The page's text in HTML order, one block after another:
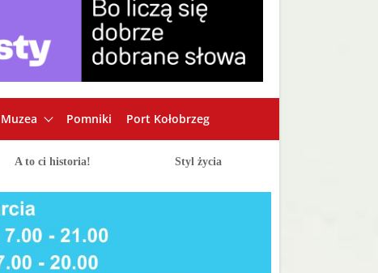
Muzea Pomniki Port Kołobrzeg
A to ci historia! Styl życia